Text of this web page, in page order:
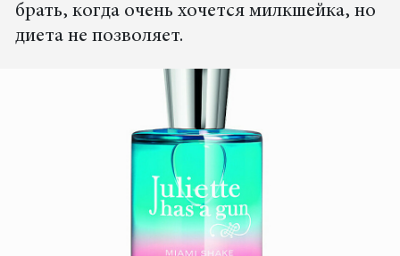
брать, когда очень хочется милкшейка, но
диета не позволяет.